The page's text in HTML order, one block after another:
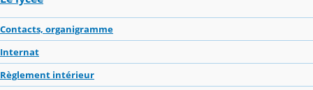
Contacts, organigramme
Internat
Règlement intérieur